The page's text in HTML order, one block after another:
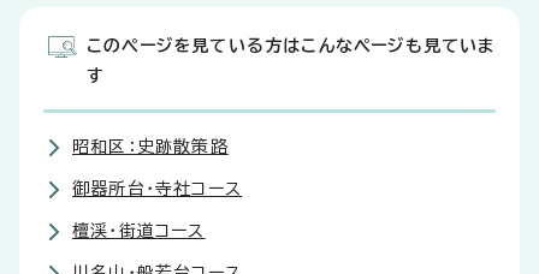
このページを見ている方はこんなページも見ていま
す
昭和区：史跡散策路
御器所台・寺社コース
檀渓・街道コース